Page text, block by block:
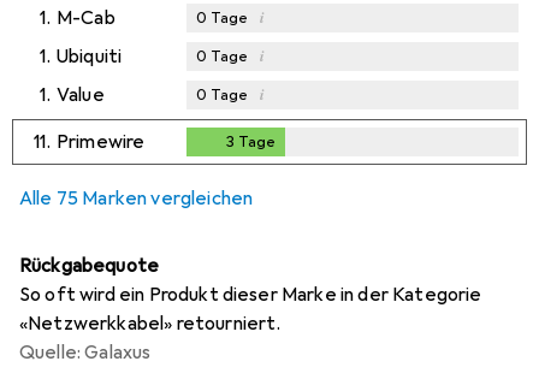
1. M-Cab 0 Tage i
1. Ubiquiti 0 Tage i
1. Value 0 Tage i
11. Primewire 3 Tage
Alle 75 Marken vergleichen
Rückgabequote
So oft wird ein Produkt dieser Marke in der Kategorie
«Netzwerkkabel» retourniert.
Quelle: Galaxus